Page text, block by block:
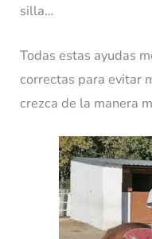
silla…
Todas estas ayudas
correctas para evitar
crezca de la manera